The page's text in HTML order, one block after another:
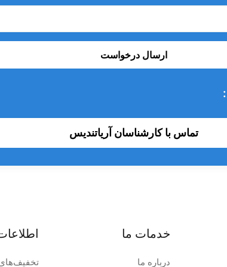
ارسال درخواست
تماس با کارشناسان آریاتندیس
خدمات ما
درباره ما